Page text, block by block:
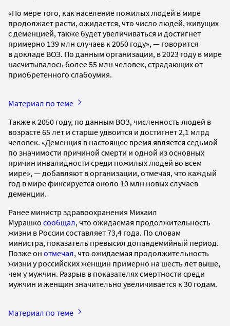
«По мере того, как население пожилых людей в мире
продолжает расти, ожидается, что число людей, живущих
с деменцией, также будет увеличиваться и достигнет
примерно 139 млн случаев к 2050 году», — говорится
в докладе ВОЗ. По данным организации, в 2023 году в мире
насчитывалось более 55 млн человек, страдающих от
приобретенного слабоумия.
Материал по теме
Также к 2050 году, по данным ВОЗ, численность людей в
возрасте 65 лет и старше удвоится и достигнет 2,1 млрд
человек. «Деменция в настоящее время является седьмой
по значимости причиной смерти и одной из основных
причин инвалидности среди пожилых людей во всем
мире», — добавляют в организации, отмечая, что каждый
год в мире фиксируется около 10 млн новых случаев
деменции.
Ранее министр здравоохранения Михаил
Мурашко сообщал, что ожидаемая продолжительность
жизни в России составляет 73,4 года. По словам
министра, показатель превысил допандемийный период.
Позже он отмечал, что ожидаемая продолжительность
жизни у российских женщин примерно на шесть лет выше,
чем у мужчин. Разрыв в показателях смертности среди
мужчин и женщин значительно увеличивается к 30 годам.
Материал по теме